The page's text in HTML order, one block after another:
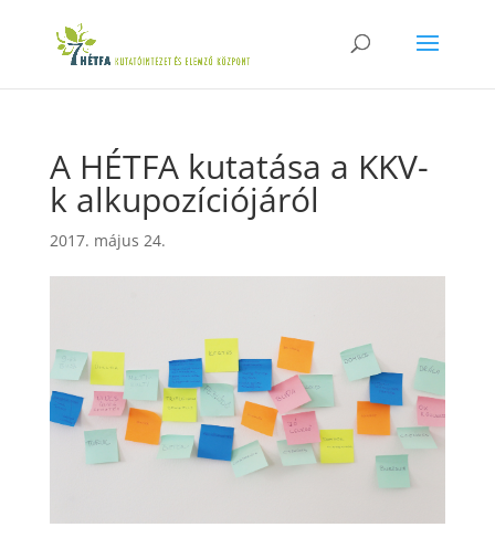
A HÉTFA kutatása a KKV-
k alkupozíciójáról
2017. május 24.